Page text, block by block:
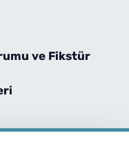
ve Fikstür